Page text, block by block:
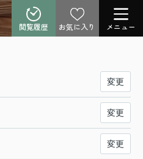
閲覧履歴 お気に入り メニュー
変更
変更
変更